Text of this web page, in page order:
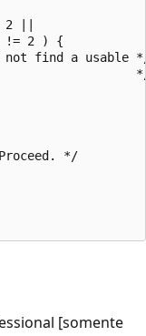
2 ||
!= 2 ) {
find a usable
*/
[somente